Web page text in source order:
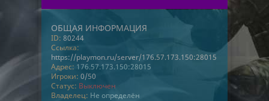
ОБЩАЯ ИНФОРМАЦИЯ
ID: 80244
Ссылка:
https://playmon.ru/server/176.57.173.150:28015
Адрес: 176.57.173.150:28015
Игроки: 0/50
Статус: Выключен
Владелец: Не определён